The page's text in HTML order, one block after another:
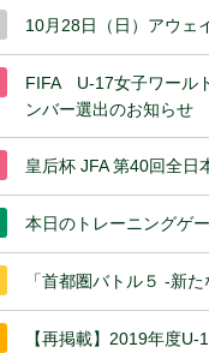
10月28日（日）アウェ
FIFA U-17女子ワール
ンバー選出のお知らせ
皇后杯 JFA 第40回全日
本日のトレーニングゲ
「首都圏バトル５ -新
【再掲載】2019年度